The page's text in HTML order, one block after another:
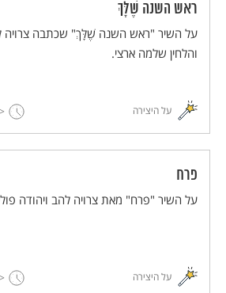
ראש השנה שֶׁלָּךְ
על השיר "ראש השנה שֶׁלָּךְ" שכתבה צרויה
והלחין שלמה ארצי.
על היצירה < 1
פרח
על השיר "פרח" מאת צרויה להב ויהודה
על היצירה < 1